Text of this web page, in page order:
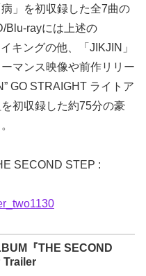
」を初収録した全7曲の
Blu-rayには上述の
キングの他、「JIKJIN」
マンス映像や前作リリー
GO STRAIGHT ライトア
初収録した約75分の豪
SECOND STEP :
『THE SECOND
Trailer